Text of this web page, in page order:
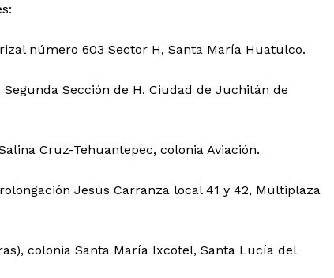
número 603 Sector H, Santa María Huatulco.
Sección de H. Ciudad de Juchitán de
Cruz-Tehuantepec, colonia Aviación.
Jesús Carranza local 41 y 42, Multiplaza
colonia Santa María Ixcotel, Santa Lucía del